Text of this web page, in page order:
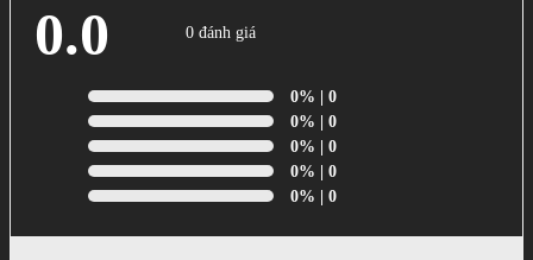
0.0 0 đánh giá
0% | 0
0% | 0
0% | 0
0% | 0
0% | 0